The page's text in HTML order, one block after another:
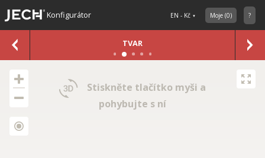
Konfigurátor EN - Kč Moje (0) ?
TVAR
Stiskněte tlačítko myši a
pohybujte s ní